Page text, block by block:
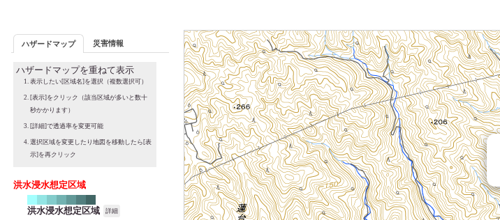
ハザードマップ 災害情報
ハザードマップを重ねて表示
表示したい[区域名]を選択（複数選択可）
[表示]をクリック（該当区域が多いと数十
秒かかります）
[詳細]で透過率を変更可能
選択区域を変更したり地図を移動したら[表
示]を再クリック
洪水浸水想定区域
洪水浸水想定区域 詳細